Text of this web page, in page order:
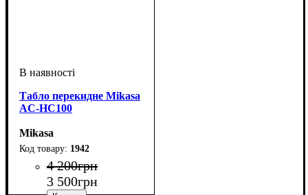
Табло перекидне Mikasa
AC-HC100
Mikasa
1942
4 200грн
3 500грн